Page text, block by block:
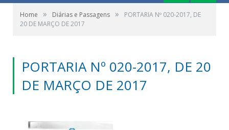
Home » Diárias e Passagens »
PORTARIA Nº 020-2017, DE
20 DE MARÇO DE 2017
PORTARIA Nº 020-2017, DE 20
DE MARÇO DE 2017